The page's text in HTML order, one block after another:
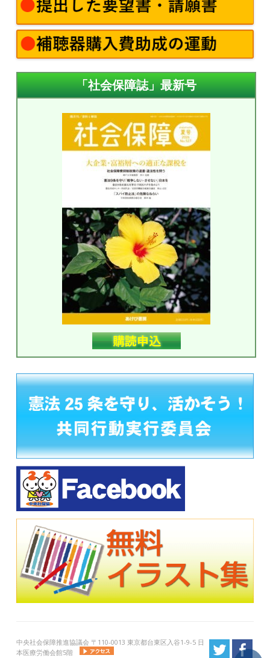
「社会保障誌」最新号
中央社会保障推進協議会 〒110-0013 東京都台東区入谷1-9-5 日
本医療労働会館5階